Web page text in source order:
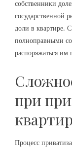
собственники
государственной
доли в квартире.
полноправными
распоряжаться
при
Процесс